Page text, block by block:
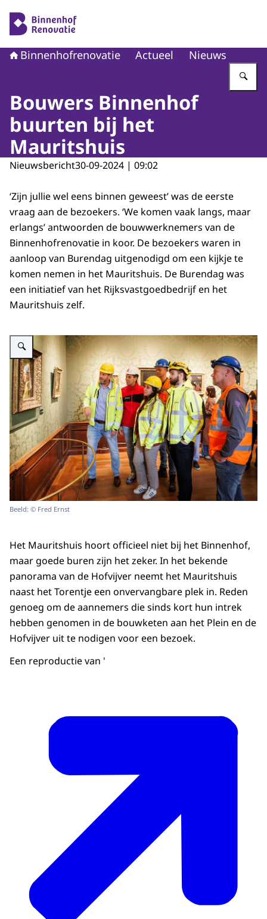
Binnenhofrenovatie Actueel Nieuws
Bouwers Binnenhof
buurten bij het
Mauritshuis
Nieuwsbericht30-09-2024 | 09:02
‘Zijn jullie wel eens binnen geweest’ was de eerste
vraag aan de bezoekers. ‘We komen vaak langs, maar
erlangs’ antwoorden de bouwwerknemers van de
Binnenhofrenovatie in koor. De bezoekers waren in
aanloop van Burendag uitgenodigd om een kijkje te
komen nemen in het Mauritshuis. De Burendag was
een initiatief van het Rijksvastgoedbedrijf en het
Mauritshuis zelf.
Vergroot afbeelding Zes bouwmedewerkers in rode en gele hesjes en
Beeld: © Fred Ernst
Het Mauritshuis hoort officieel niet bij het Binnenhof,
maar goede buren zijn het zeker. In het bekende
panorama van de Hofvijver neemt het Mauritshuis
naast het Torentje een onvervangbare plek in. Reden
genoeg om de aannemers die sinds kort hun intrek
hebben genomen in de bouwketen aan het Plein en de
Hofvijver uit te nodigen voor een bezoek.
Een reproductie van '